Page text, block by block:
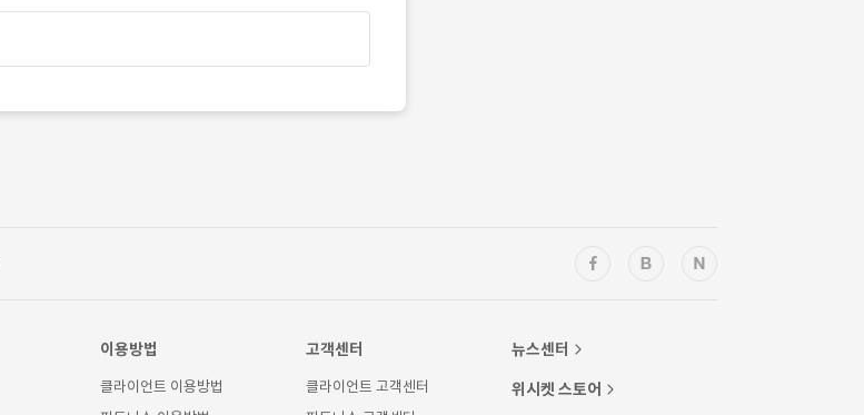
이용방법
클라이언트 이용방법
고객센터
클라이언트 고객센터
뉴스센터
위시켓 스토어